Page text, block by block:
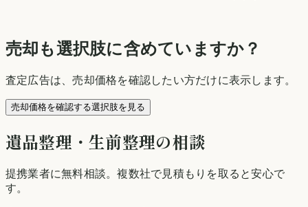
売却も選択肢に含めていますか？
査定広告は、売却価格を確認したい方だけに表示します。
売却価格を確認する選択肢を見る
遺品整理・生前整理の相談
提携業者に無料相談。複数社で見積もりを取ると安心で
す。